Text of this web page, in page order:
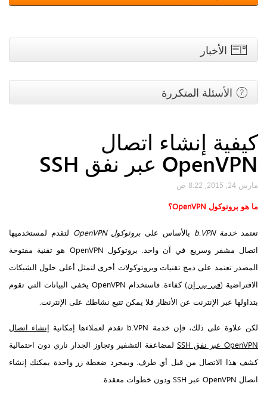
الأخبار
الأسئلة المتكررة
كيفية إنشاء اتصال
OpenVPN عبر نفق SSH
مارس 24, 2015, 8:22 ص
ما هو بروتوكول OpenVPN؟
تعتمد خدمة b.VPN بالأساس على بروتوكول OpenVPN
لتقدم لمستخدميها
اتصال مشفر وسريع في آن واحد. بروتوكول OpenVPN هو تقنية مفتوحة
المصدر تعتمد على دمج تقنيات وبروتوكولات أخرى لتمثل أعلى حلول الشبكات
الافتراضية (في بي إن
) كفاءة. فاستخدام OpenVPN يخفي البيانات التي تقوم
بتداولها عبر الإنترنت عن الأنظار فلا يمكن تتبع نشاطك على الإنترنت.
لكن علاوة على ذلك، فإن خدمة b.VPN تقدم لعملاءها إمكانية
إنشاء اتصال
OpenVPN عبر نفق SSH
لمضاعفة التشفير وتجاوز الجدار ناري دون احتمالية
كشف هذا الاتصال من قبل أي طرف. وبمجرد ضغطة زر واحدة يمكنك إنشاء
اتصال OpenVPN عبر SSH ودون خطوات معقدة.